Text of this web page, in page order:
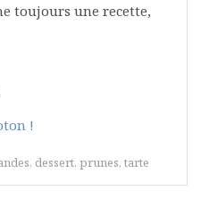
toujours une recette,
, dessert, prunes, tarte